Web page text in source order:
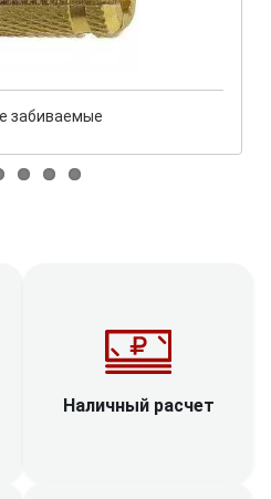
забиваемые
Наличный расчет